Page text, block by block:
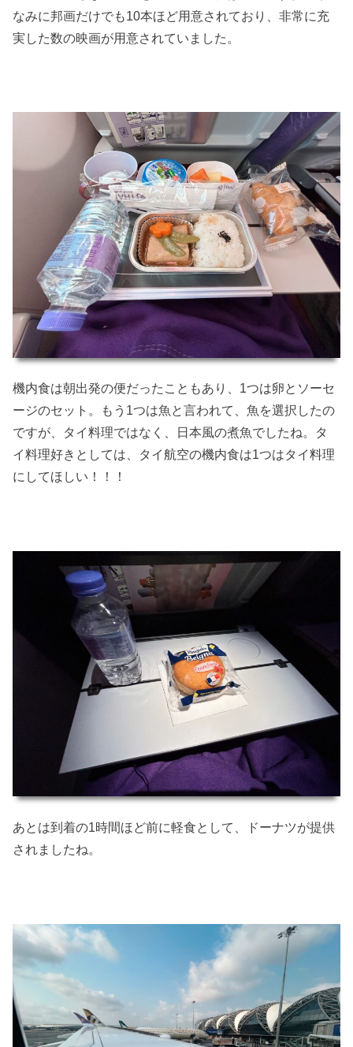
なみに邦画だけでも10本ほど用意されており、非常に充
実した数の映画が用意されていました。
機内食は朝出発の便だったこともあり、1つは卵とソーセ
ージのセット。もう1つは魚と言われて、魚を選択したの
ですが、タイ料理ではなく、日本風の煮魚でしたね。タ
イ料理好きとしては、タイ航空の機内食は1つはタイ料理
にしてほしい！！！
あとは到着の1時間ほど前に軽食として、ドーナツが提供
されましたね。